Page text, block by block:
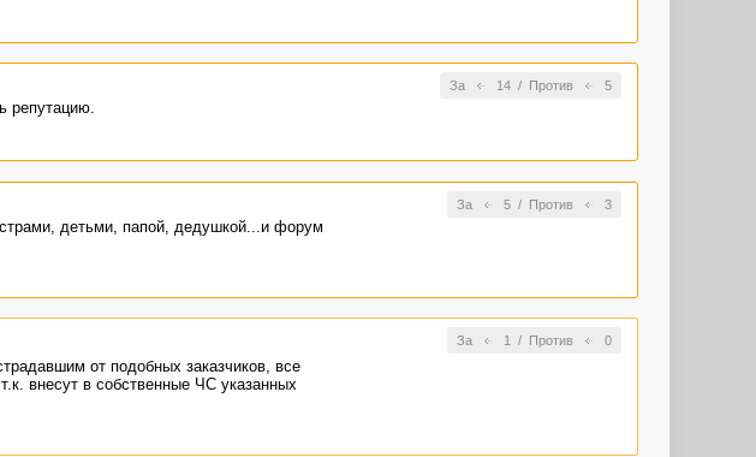
За 14/ Против 5
репутацию.
За 5/ Против 3
детьми, папой, дедушкой...и форум
За 1 / Против 0
от подобных заказчиков, все
внесут в собственные ЧС указанных